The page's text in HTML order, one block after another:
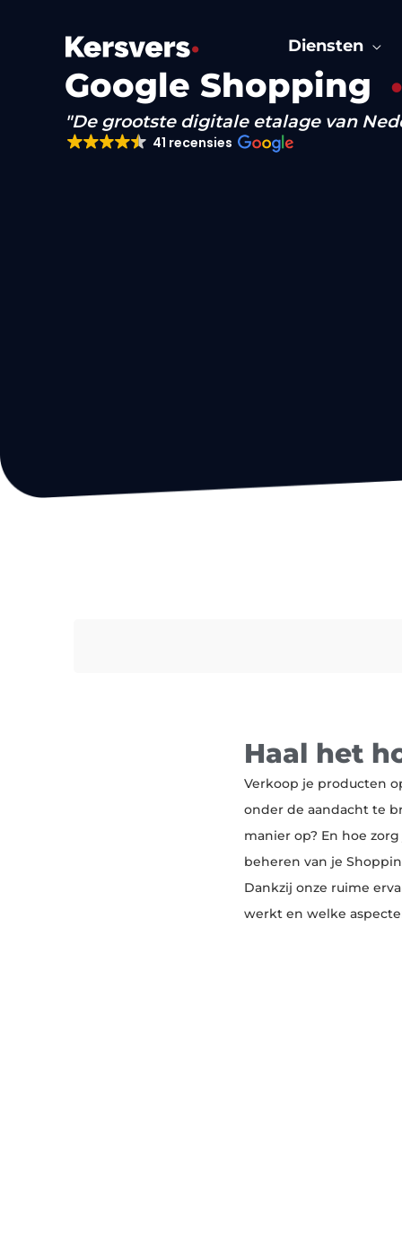
Diensten
Google Shopping
"De grootste digitale etalage van
41 recensies
Haal het
Verkoop je producten
onder de aandacht te
manier op? En hoe
beheren van je
Dankzij onze ruime
werkt en welke